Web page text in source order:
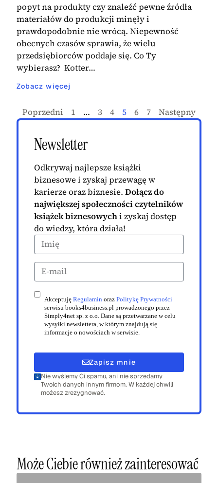
popyt na produkty czy znaleźć pewne źródła
materiałów do produkcji minęły i
prawdopodobnie nie wrócą. Niepewność
obecnych czasów sprawia, że wielu
przedsiębiorców poddaje się. Co Ty
wybierasz? Kotter…
Zobacz więcej
Poprzedni 1 … 3 4 5 6 7 Następny
Newsletter
Odkrywaj najlepsze książki
biznesowe i zyskaj przewagę w
karierze oraz biznesie. Dołącz do
największej społeczności czytelników
książek biznesowychi zyskaj dostęp
do wiedzy, która działa!
Akceptuję Regulamin oraz Politykę Prywatności
serwisu books4business.pl prowadzonego przez
Simply4net sp. z o.o. Dane są przetwarzane w celu
wysyłki newslettera, w którym znajdują się
informacje o nowościach w serwisie.
Zapisz mnie
Nie wyślemy Ci spamu, ani nie sprzedamy
Twoich danych innym firmom. W każdej chwili
możesz zrezygnować.
Może Ciebie również zainteresować